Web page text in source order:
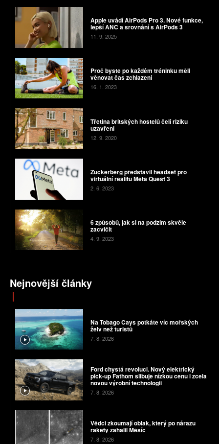
Apple uvádí AirPods Pro 3. Nové funkce,
lepší ANC a srovnání s AirPods 3
11. 9. 2025
Proč byste po každém tréninku měli
věnovat čas zchlazení
16. 1. 2023
Třetina britských hostelů čelí riziku
uzavření
12. 9. 2020
Zuckerberg představil headset pro
virtuální realitu Meta Quest 3
2. 6. 2023
6 způsobů, jak si na podzim skvěle
zacvičit
4. 9. 2023
Nejnovější články
Na Tobago Cays potkáte víc mořských
želv než turistů
7. 8. 2026
Ford chystá revoluci. Nový elektrický
pick-up Fathom slibuje nízkou cenu i zcela
novou výrobní technologii
7. 8. 2026
Vědci zkoumají oblak, který po nárazu
rakety zahalil Měsíc
7. 8. 2026